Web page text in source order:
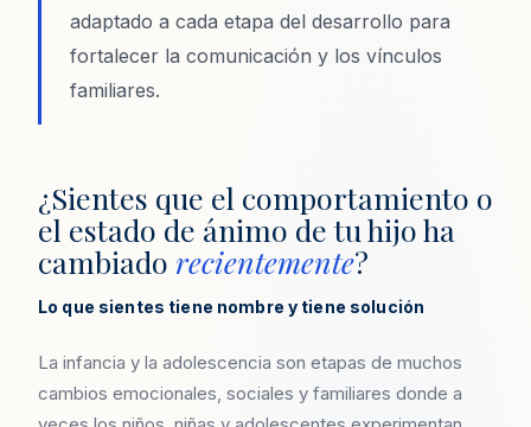
adaptado a cada etapa del desarrollo para
fortalecer la comunicación y los vínculos
familiares.
¿Sientes que el comportamiento o
el estado de ánimo de tu hijo ha
cambiado recientemente?
Lo que sientes tiene nombre y tiene solución
La infancia y la adolescencia son etapas de muchos
cambios emocionales, sociales y familiares donde a